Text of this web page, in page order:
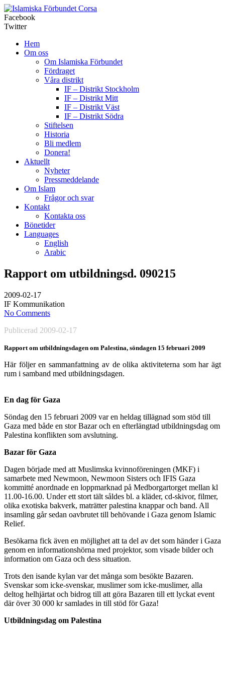
Corsa
Facebook
Twitter
Hem
Om oss
Om Islamiska Förbundet
Fördraget
Våra distrikt
IF – Distrikt Stockholm
IF – Distrikt Mitt
IF – Distrikt Väst
IF – Distrikt Södra
Stiftelsen
Historia
Bli medlem
Donera!
Aktuellt
Nyheter
Pressmeddelande
Om Islam
Frågor och svar
Kontakt
Kontakta oss
Bönetider
Languages
English
Arabic
Rapport om utbildningsd. 090215
2009-02-17
IF Kommunikation
No Comments
Publicerad 2009-02-17
Rapport om utbildningsdagen om Palestina, söndagen 15 februari 2009
Här följer en sammanfattning av de olika aktiviteterna som har ägt
rum i samband med utbildningsdagen.
En dag för Gaza
Söndag den 15 februari 2009 var en heldag tillägnad som stöd till
Gaza med både en stor Bazar och en efterlängtad utbildningsdag om
Palestina konflikten som avslutning.
Bazar för Gaza
Dagen började med att Muslimska kvinnoföreningen (MKF) i
samarbete med Newmoon, Newmoon Sisters och IFIS Gaza
kommitté anordnade en loppmarknad på Medborgartorget mellan kl
11.00-16.00. Under ett stort tält såldes bl. a kläder, cd-skivor, filmer,
olika exotiska bakverk, maträtter palestina knappar och band. All
insamling går sedan oavbrutet till behövande i Gaza genom Islamic
Relief.
Besökarna fick även en möjlighet att ta del av det som händer i Gaza
genom en informationshörna med projektor, som visade bilder och
information om Gaza och dess situation.
Trots den isande kylan var det många som besökte Bazaren.
Svenskar som icke-svenskar, muslimer som icke-muslimer, alla
deltog helhjärtat och bidrog till att göra Bazaren till ett lyckat event
där över 30 000 kr samlades in till stöd för Gaza!
Utbildningsdag om Palestina